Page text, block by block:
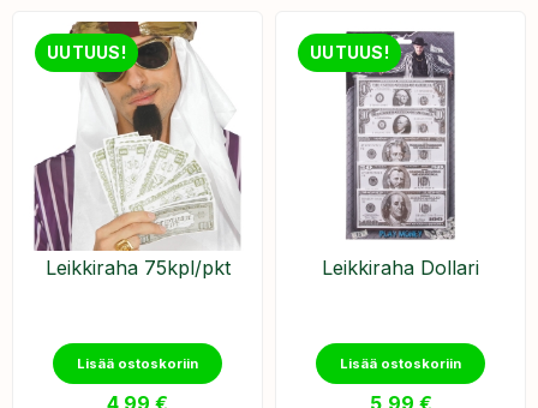
UUTUUS!
Leikkiraha 75kpl/pkt
Lisää ostoskoriin
4,99 €
UUTUUS!
Leikkiraha Dollari
Lisää ostoskoriin
5,99 €